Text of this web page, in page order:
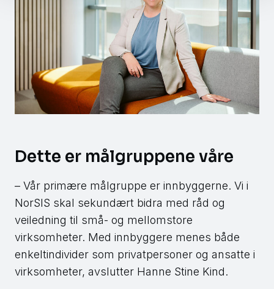
Dette er målgruppene våre
– Vår primære målgruppe er innbyggerne. Vi i
NorSIS skal sekundært bidra med råd og
veiledning til små- og mellomstore
virksomheter. Med innbyggere menes både
enkeltindivider som privatpersoner og ansatte i
virksomheter, avslutter Hanne Stine Kind.